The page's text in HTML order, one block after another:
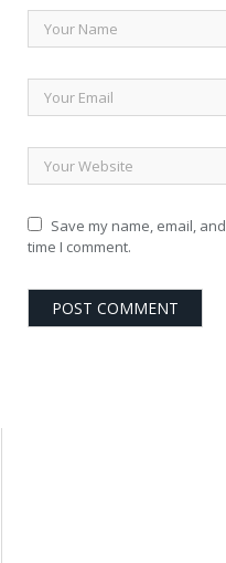
Save my name, email,
time I comment.